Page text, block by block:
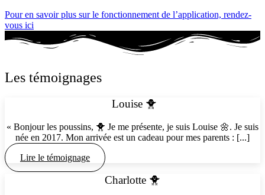
Pour en savoir plus sur le fonctionnement de l’application, rendez-
vous ici
Les témoignages
Louise 🐥
« Bonjour les poussins, 🐥 Je me présente, je suis Louise 🌼. Je suis
née en 2017. Mon arrivée est un cadeau pour mes parents : [...]
Lire le témoignage
Charlotte 🐥